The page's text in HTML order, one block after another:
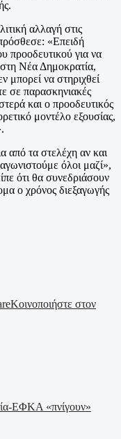
αλλαγή στις
«Επειδή
προοδευτικού για να
στη Νέα Δημοκρατία,
μπορεί να στηριχθεί
σε παρασκηνιακές
και ο προοδευτικός
μοντέλο εξουσίας,
από τα στελέχη αν και
όλοι μαζί»,
ότι θα συνεδριάσουν
ο χρόνος διεξαγωγής
Κοινοποιήστε στον